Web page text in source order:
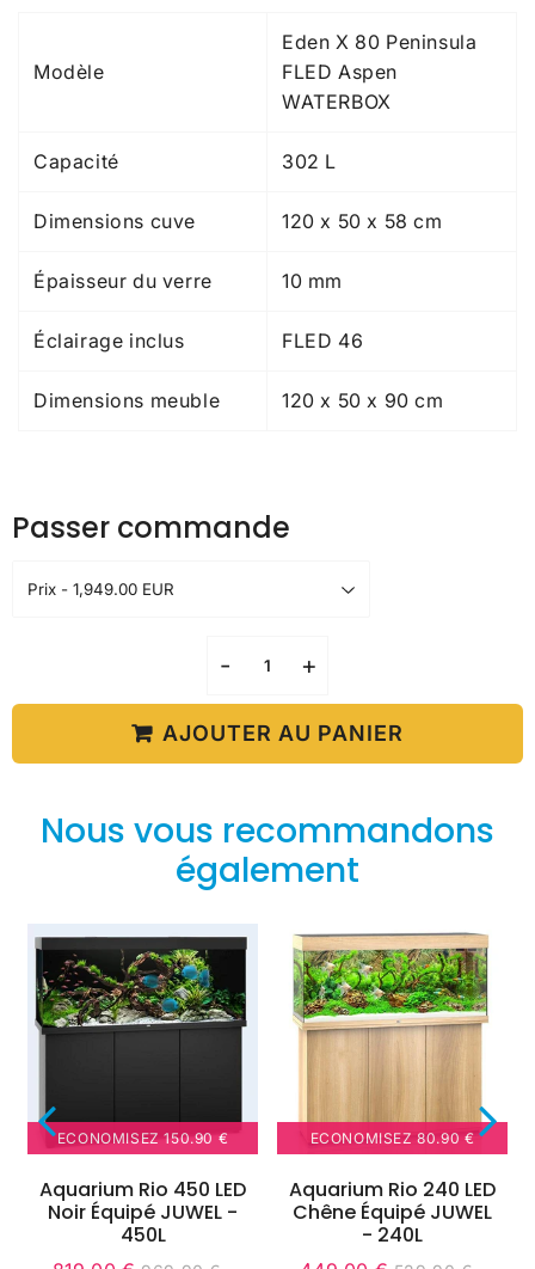
Modèle
Eden X 80 Peninsula
FLED Aspen
WATERBOX
Capacité 302 L
Dimensions cuve 120 x 50 x 58 cm
Épaisseur du verre 10 mm
Éclairage inclus FLED 46
Dimensions meuble 120 x 50 x 90 cm
Passer commande
- +
AJOUTER AU PANIER
Nous vous recommandons
également
ECONOMISEZ 150.90 €
Aquarium Rio 450 LED
Noir Équipé JUWEL -
450L
ECONOMISEZ 80.90 €
Aquarium Rio 240 LED
Chêne Équipé JUWEL
- 240L